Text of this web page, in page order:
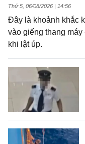
Thứ 5, 06/08/2026 | 14:56
Đây là khoảnh khắc
vào giếng thang
khi lật úp.